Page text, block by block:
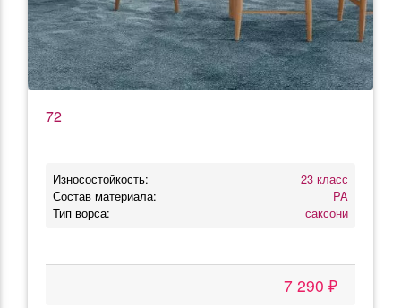
72
Износостойкость:
23 класс
Состав материала:
PA
Тип ворса:
саксони
7 290 ₽